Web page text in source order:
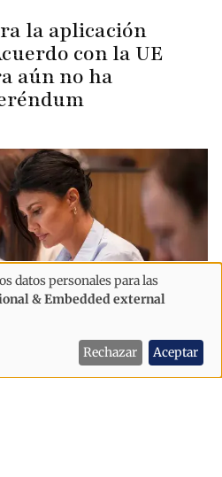
la aplicación
con la UE
aún no ha
datos personales para las
& Embedded external
Rechazar Aceptar